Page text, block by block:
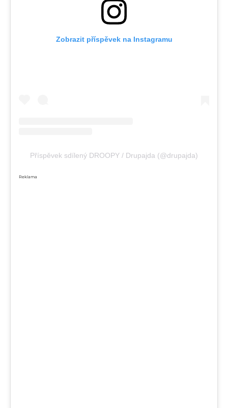
Zobrazit příspěvek na Instagramu
Příspěvek sdílený DROOPY / Drupajda (@drupajda)
Reklama